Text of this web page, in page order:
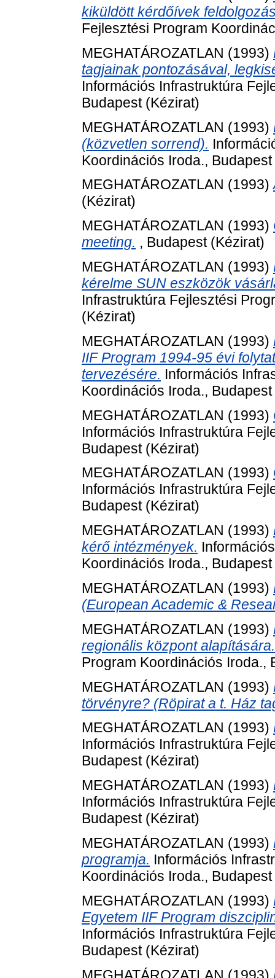
kiküldött kérdőívek
Fejlesztési Program
MEGHATÁROZATLAN (1993)
tagjainak pontozásával,
Információs Infrastruktúra
Budapest (Kézirat)
MEGHATÁROZATLAN (1993)
(közvetlen sorrend).
Koordinációs Iroda.,
MEGHATÁROZATLAN (1993)
(Kézirat)
MEGHATÁROZATLAN (1993)
meeting. , Budapest (Kézirat)
MEGHATÁROZATLAN (1993)
kérelme SUN eszközök
Infrastruktúra Fejlesztési
(Kézirat)
MEGHATÁROZATLAN (1993)
IIF Program 1994-95 évi
tervezésére. Információs
Koordinációs Iroda.,
MEGHATÁROZATLAN (1993)
Információs Infrastruktúra
Budapest (Kézirat)
MEGHATÁROZATLAN (1993)
Információs Infrastruktúra
Budapest (Kézirat)
MEGHATÁROZATLAN (1993)
kérő intézmények.
Koordinációs Iroda.,
MEGHATÁROZATLAN (1993)
(European Academic &
MEGHATÁROZATLAN (1993)
regionális központ alapítására.
Program Koordinációs Iroda.,
MEGHATÁROZATLAN (1993)
törvényre? (Röpirat a t. Ház
MEGHATÁROZATLAN (1993)
Információs Infrastruktúra
Budapest (Kézirat)
MEGHATÁROZATLAN (1993)
Információs Infrastruktúra
Budapest (Kézirat)
MEGHATÁROZATLAN (1993)
programja. Információs
Koordinációs Iroda.,
MEGHATÁROZATLAN (1993)
Egyetem IIF Program
Információs Infrastruktúra
Budapest (Kézirat)
MEGHATÁROZATLAN (1993)